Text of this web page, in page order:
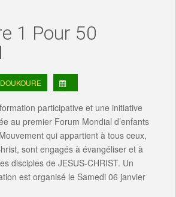
1 Pour 50
participative et une initiative
au premier Forum Mondial d’enfants
qui appartient à tous ceux,
sont engagés à évangéliser et à
disciples de JESUS-CHRIST. Un
est organisé le Samedi 06 janvier